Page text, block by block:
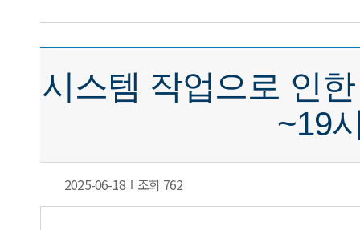
시스템 작업으로 인
~19
2025-06-18 조회 762